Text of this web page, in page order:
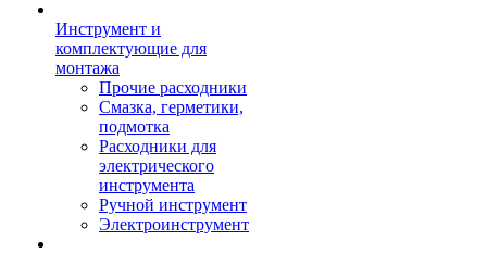
Инструмент и
комплектующие для
монтажа
Прочие расходники
Смазка, герметики,
подмотка
Расходники для
электрического
инструмента
Ручной инструмент
Электроинструмент